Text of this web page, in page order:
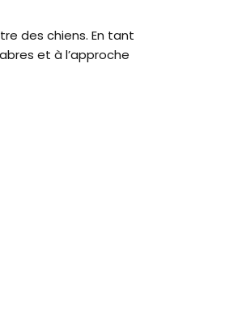
des chiens. En tant
et à l’approche